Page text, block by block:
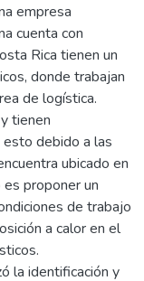
empresa
cuenta con
Rica tienen un
donde trabajan
de logística.
tienen
esto debido a las
ubicado en
proponer un
de trabajo
a calor en el
la identificación y